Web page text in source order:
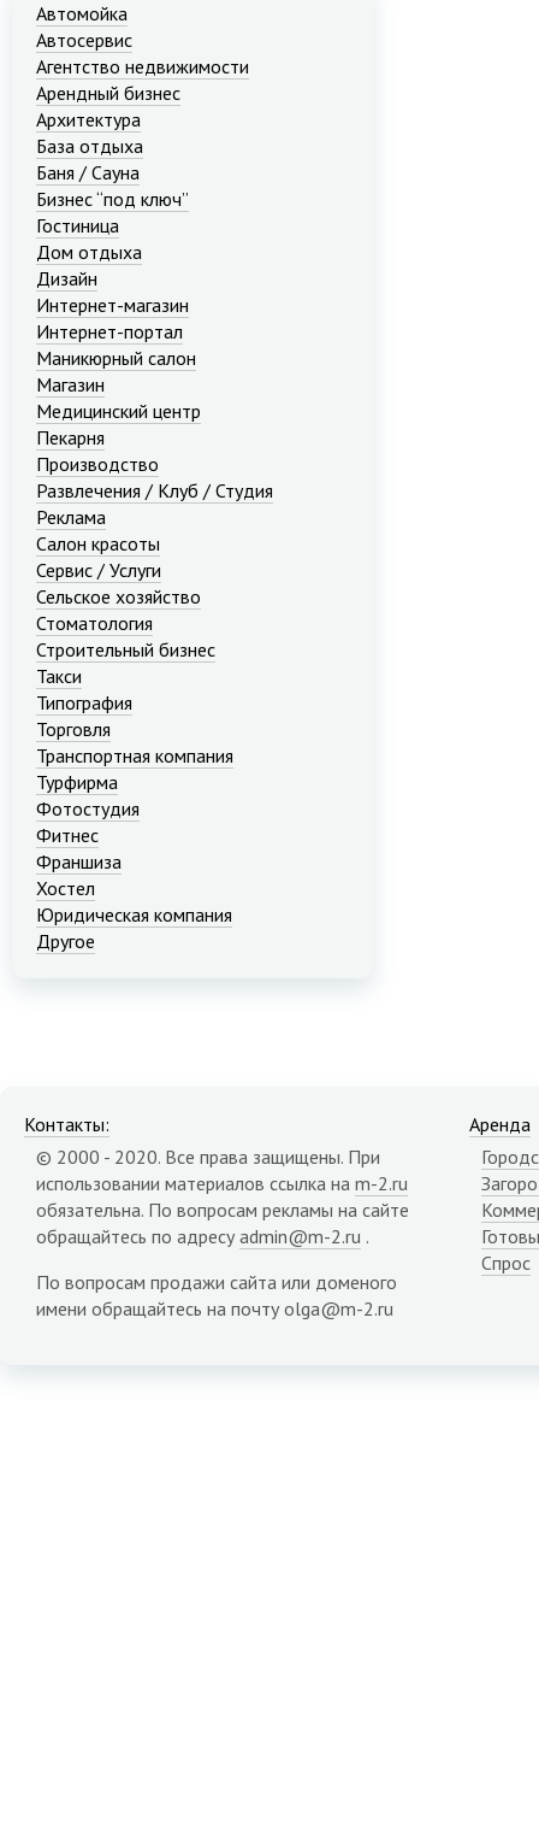
Автомойка
Автосервис
Агентство недвижимости
Арендный бизнес
Архитектура
База отдыха
Баня / Сауна
Бизнес “под ключ”
Гостиница
Дом отдыха
Дизайн
Интернет-магазин
Интернет-портал
Маникюрный салон
Магазин
Медицинский центр
Пекарня
Производство
Развлечения / Клуб / Студия
Реклама
Салон красоты
Сервис / Услуги
Сельское хозяйство
Стоматология
Строительный бизнес
Такси
Типография
Торговля
Транспортная компания
Турфирма
Фотостудия
Фитнес
Франшиза
Хостел
Юридическая компания
Другое
Контакты:
© 2000 - 2020. Все права защищены. При
использовании материалов ссылка на m-2.ru
обязательна. По вопросам рекламы на сайте
обращайтесь по адресу admin@m-2.ru .
По вопросам продажи сайта или доменого
имени обращайтесь на почту olga@m-2.ru
Аренда
Спрос